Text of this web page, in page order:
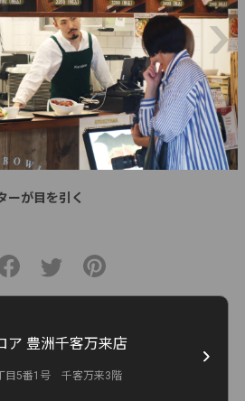
が目を引く
ア 豊洲千客万来店
目5番1号 千客万来3階